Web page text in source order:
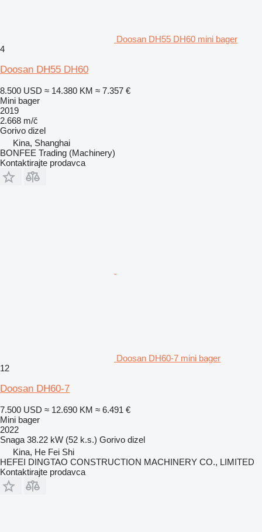
Doosan DH55 DH60 mini bager
4
Doosan DH55 DH60
8.500 USD ≈ 14.380 KM ≈ 7.357 €
Mini bager
2019
2.668 m/č
Gorivo dizel
Kina, Shanghai
BONFEE Trading (Machinery)
Kontaktirajte prodavca
Doosan DH60-7 mini bager
12
Doosan DH60-7
7.500 USD ≈ 12.690 KM ≈ 6.491 €
Mini bager
2022
Snaga 38.22 kW (52 k.s.) Gorivo dizel
Kina, He Fei Shi
HEFEI DINGTAO CONSTRUCTION MACHINERY CO., LIMITED
Kontaktirajte prodavca